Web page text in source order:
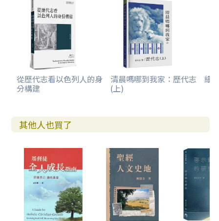
從歷代志看以色列人的身
分構建
清晨嗎哪到我家：歷代志
(上)
細
其他人也買了